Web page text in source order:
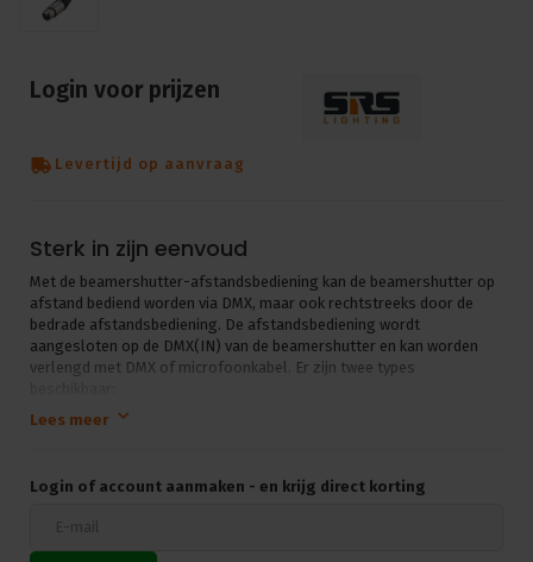
Login voor prijzen
Levertijd op aanvraag
Sterk in zijn eenvoud
Met de beamershutter-afstandsbediening kan de beamershutter op
afstand bediend worden via DMX, maar ook rechtstreeks door de
bedrade afstandsbediening. De afstandsbediening wordt
aangesloten op de DMX(IN) van de beamershutter en kan worden
verlengd met DMX of microfoonkabel. Er zijn twee types
Manual switch voor Beamer shutter, 4m DMX cable with 3pin
DMX
Lees meer
Login of account aanmaken - en krijg direct korting